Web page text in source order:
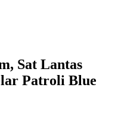
Sat Lantas
Patroli Blue